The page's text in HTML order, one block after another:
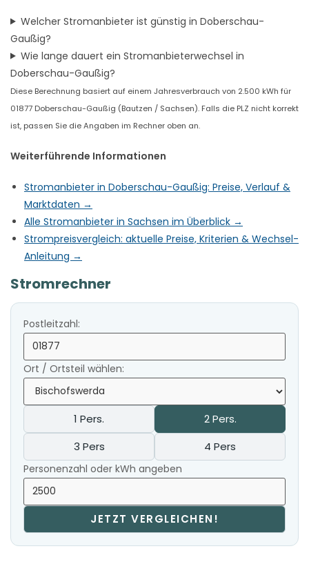
Welcher Stromanbieter ist günstig in Doberschau-
Gaußig?
Wie lange dauert ein Stromanbieterwechsel in
Doberschau-Gaußig?
Diese Berechnung basiert auf einem Jahresverbrauch von 2.500 kWh für
01877 Doberschau-Gaußig (Bautzen / Sachsen). Falls die PLZ nicht korrekt
ist, passen Sie die Angaben im Rechner oben an.
Weiterführende Informationen
Stromanbieter in Doberschau-Gaußig: Preise, Verlauf &
Marktdaten →
Alle Stromanbieter in Sachsen im Überblick →
Strompreisvergleich: aktuelle Preise, Kriterien & Wechsel-
Anleitung →
Stromrechner
Postleitzahl:
Ort / Ortsteil wählen:
1 Pers.
2 Pers.
3 Pers
4 Pers
Personenzahl oder kWh angeben
JETZT VERGLEICHEN!